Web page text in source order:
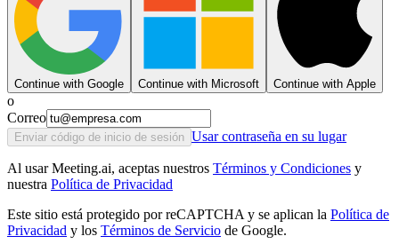
Continue with Google Continue with Microsoft Continue with Apple
o
Correo
Enviar código de inicio de sesión Usar contraseña en su lugar
Al usar Meeting.ai, aceptas nuestros Términos y Condiciones y
nuestra Política de Privacidad
Este sitio está protegido por reCAPTCHA y se aplican la Política de
Privacidad y los Términos de Servicio de Google.